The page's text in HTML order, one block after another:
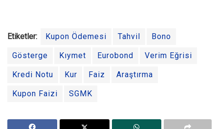
Etiketler: Kupon Ödemesi Tahvil Bono
Gösterge Kıymet Eurobond Verim Eğrisi
Kredi Notu Kur Faiz Araştırma
Kupon Faizi SGMK